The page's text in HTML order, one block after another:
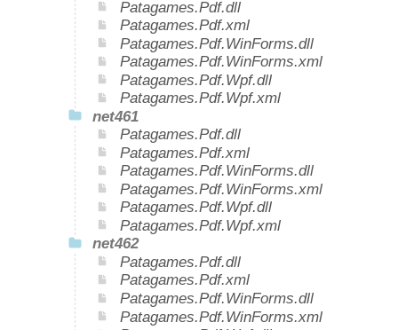
Patagames.Pdf.dll
Patagames.Pdf.xml
Patagames.Pdf.WinForms.dll
Patagames.Pdf.WinForms.xml
Patagames.Pdf.Wpf.dll
Patagames.Pdf.Wpf.xml
net461
Patagames.Pdf.dll
Patagames.Pdf.xml
Patagames.Pdf.WinForms.dll
Patagames.Pdf.WinForms.xml
Patagames.Pdf.Wpf.dll
Patagames.Pdf.Wpf.xml
net462
Patagames.Pdf.dll
Patagames.Pdf.xml
Patagames.Pdf.WinForms.dll
Patagames.Pdf.WinForms.xml